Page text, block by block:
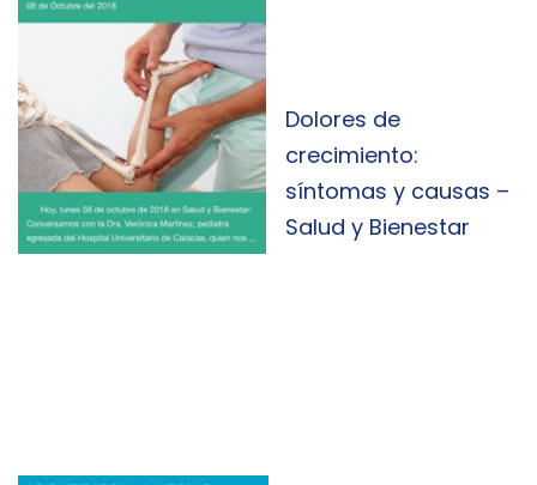
Dolores de
crecimiento:
síntomas y causas –
Salud y Bienestar